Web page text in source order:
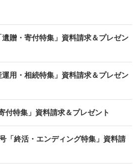
贈・寄付特集」資料請求＆プレゼン
用・相続特集」資料請求＆プレゼン
付特集」資料請求＆プレゼント
「終活・エンディング特集」資料請